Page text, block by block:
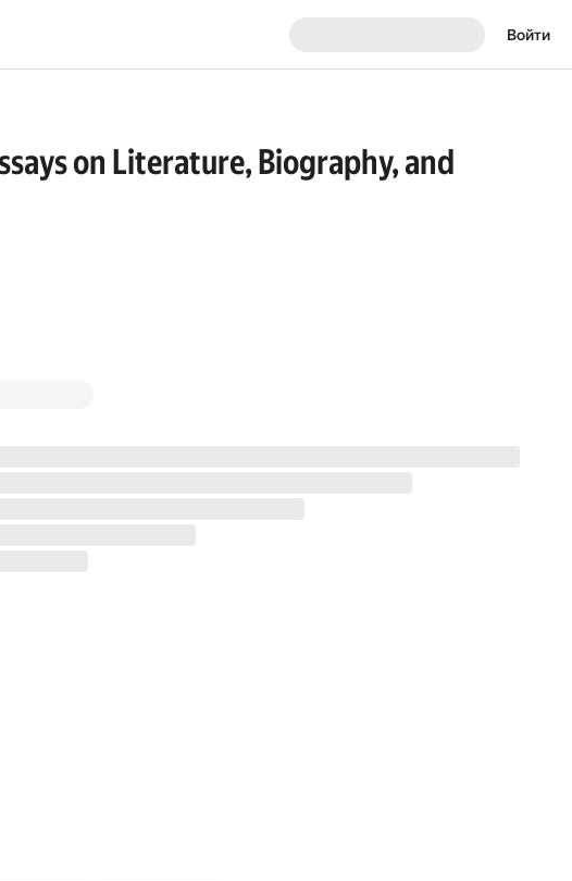
Войти
on Literature, Biography, and